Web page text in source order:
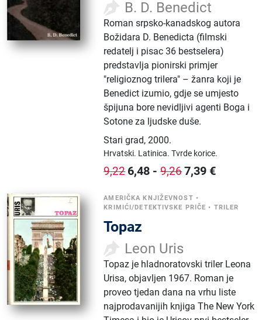
B. D. Benedict
Roman srpsko-kanadskog autora
Božidara D. Benedicta (filmski
redatelj i pisac 36 bestselera)
predstavlja pionirski primjer
"religioznog trilera" – žanra koji je
Benedict izumio, gdje se umjesto
špijuna bore nevidljivi agenti Boga i
Sotone za ljudske duše.
Stari grad,2000.
Hrvatski. Latinica.Tvrde korice.
9,22 6,48 -9,267,39 €
AMERIČKA KNJIŽEVNOST •
KRIMIĆI/DETEKTIVSKE PRIČE • TRILER
Topaz
Leon Uris
Topaz je hladnoratovski triler Leona
Urisa, objavljen 1967. Roman je
proveo tjedan dana na vrhu liste
najprodavanijih knjiga The New York